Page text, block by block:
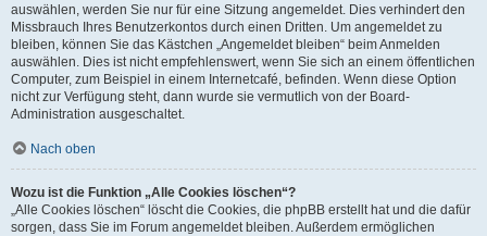
auswählen, werden Sie nur für eine Sitzung angemeldet. Dies verhindert den
Missbrauch Ihres Benutzerkontos durch einen Dritten. Um angemeldet zu
bleiben, können Sie das Kästchen „Angemeldet bleiben“ beim Anmelden
auswählen. Dies ist nicht empfehlenswert, wenn Sie sich an einem öffentlichen
Computer, zum Beispiel in einem Internetcafé, befinden. Wenn diese Option
nicht zur Verfügung steht, dann wurde sie vermutlich von der Board-
Administration ausgeschaltet.
Nach oben
Wozu ist die Funktion „Alle Cookies löschen“?
„Alle Cookies löschen“ löscht die Cookies, die phpBB erstellt hat und die dafür
sorgen, dass Sie im Forum angemeldet bleiben. Außerdem ermöglichen